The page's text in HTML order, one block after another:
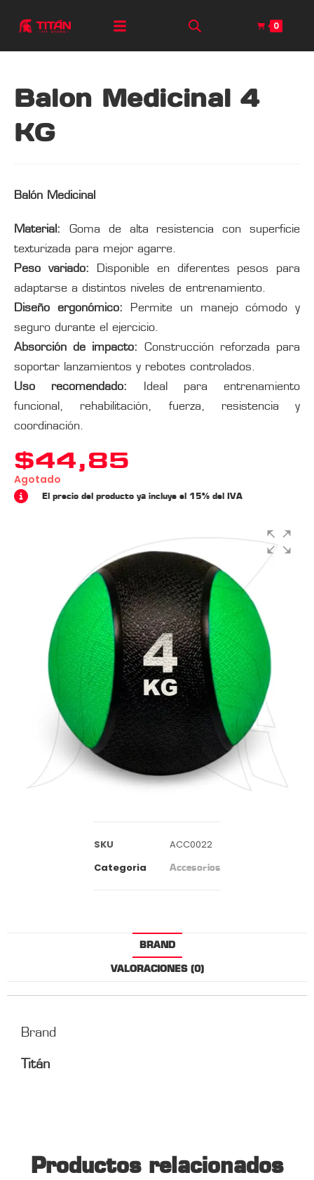
0
Balon Medicinal 4
KG
Balón Medicinal
Material:
Goma de alta resistencia con superficie
texturizada para mejor agarre.
Peso variado: Disponible en diferentes pesos para
adaptarse a distintos niveles de entrenamiento.
Diseño ergonómico: Permite un manejo cómodo y
seguro durante el ejercicio.
Absorción de impacto: Construcción reforzada para
soportar lanzamientos y rebotes controlados.
Uso recomendado:
Ideal para entrenamiento
funcional, rehabilitación, fuerza, resistencia y
coordinación.
$44,85
Agotado
El precio del producto ya incluye el 15% del IVA
SKU
ACC0022
Categoria
Accesorios
BRAND
VALORACIONES (0)
Brand
Titán
Productos relacionados